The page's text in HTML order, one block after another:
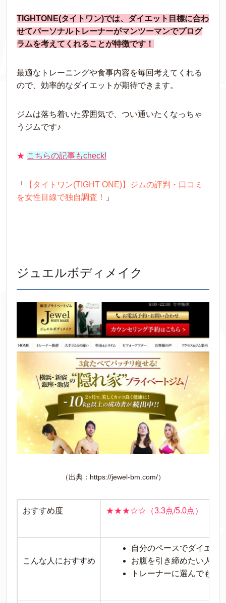
TIGHTONE(タイトワン)では、ダイエット目標に合わ
せてパーソナルトレーナーがマンツーマンでプログ
ラムを考えてくれることが特徴です！
最適なトレーニングや食事内容を毎回考えてくれる
ので、効率的なダイエットが期待できます。
ジムは落ち着いた雰囲気で、つい通いたくなっちゃ
うジムです♪
★ こちらの記事もcheck!
「
【タイトワン(TIGHT ONE)】ジムの評判・口コミ
を女性目線で独自調査！
」
ジュエルボディメイク
（出典：https://jewel-bm.com/）
おすすめ度 ★★★☆☆（3.3点/5.0点）
こんな人におすすめ
自分のペースでダイエッ
お腹を引き締めたい人
トレーナーに選んでもら